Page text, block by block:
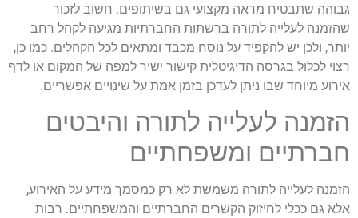
גבוהה שתבטיח מראה מקצועי גם בשיתופים. חשוב לזכור
שהזמנה לעלייה לתורה ברשתות החברתיות מגיעה לקהל רחב
יותר, ולכן יש להקפיד על נוסח מכבד ומתאים לכל הקהלים. כמו כן,
רצוי לכלול בגרסה הדיגיטלית קישור ישיר למפה של המקום או לדף
אירוע מיוחד שבו ניתן לעדכן בזמן אמת על שינויים אפשריים.
הזמנה לעלייה לתורה והיבטים
חברתיים ומשפחתיים
הזמנה לעלייה לתורה משמשת לא רק כמסמך מידע על האירוע,
אלא גם ככלי לחיזוק הקשרים החברתיים והמשפחתיים. רבות